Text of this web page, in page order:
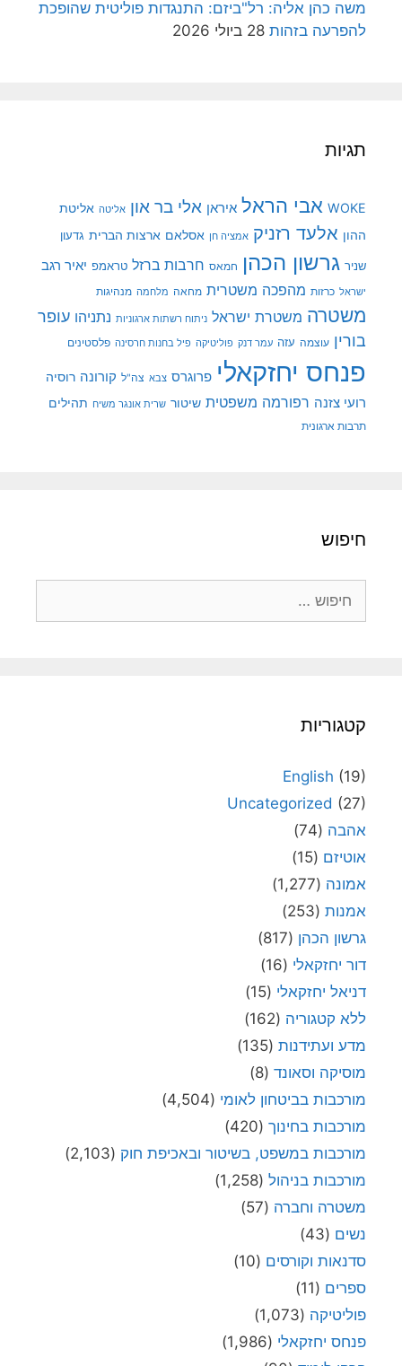
משה כהן אליה: רל"ביזם: התנגדות פוליטית שהופכת
להפרעה בזהות 28 ביולי 2026
תגיות
WOKE אבי הראל איראן אלי בר און אליטה אליטת
ההון אלעד רזניק אמציה חן אסלאם ארצות הברית גדעון
שניר גרשון הכהן חמאס חרבות ברזל טראמפ יאיר רגב
ישראל כרזות מהפכה משטרית מחאה מלחמה מנהיגות
משטרה משטרת ישראל ניתוח רשתות ארגוניות נתניהו עופר
בורין עוצמה עזה עמר דנק פוליטיקה פיל בחנות חרסינה פלסטינים
פנחס יחזקאלי פרוגרס צבא צה"ל קורונה רוסיה
רועי צזנה רפורמה משפטית שיטור שרית אונגר משיח תהילים
תרבות ארגונית
חיפוש
קטגוריות
English (19)
Uncategorized (27)
אהבה (74)
אוטיזם (15)
אמונה (1,277)
אמנות (253)
גרשון הכהן (817)
דור יחזקאלי (16)
דניאל יחזקאלי (15)
ללא קטגוריה (162)
מדע ועתידנות (135)
מוסיקה וסאונד (8)
מורכבות בביטחון לאומי (4,504)
מורכבות בחינוך (420)
מורכבות במשפט, בשיטור ובאכיפת חוק (2,103)
מורכבות בניהול (1,258)
משטרה וחברה (57)
נשים (43)
סדנאות וקורסים (10)
ספרים (11)
פוליטיקה (1,073)
פנחס יחזקאלי (1,986)